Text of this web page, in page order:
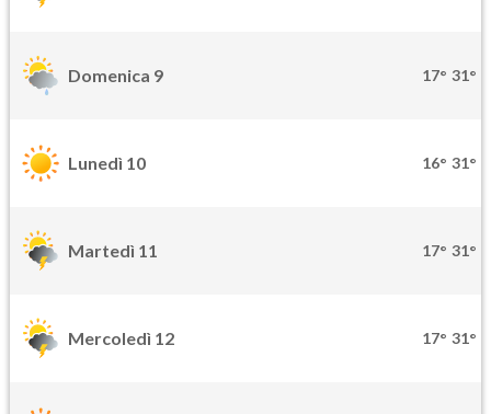
Domenica 9 17° 31°
Lunedì 10 16° 31°
Martedì 11 17° 31°
Mercoledì 12 17° 31°